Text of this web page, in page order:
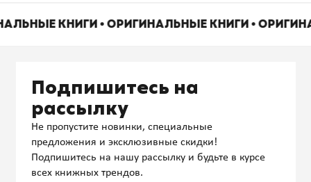
КНИГИ • ОРИГИНАЛЬНЫЕ КНИГИ •
Подпишитесь на
рассылку
Не пропустите новинки, специальные
предложения и эксклюзивные скидки!
Подпишитесь на нашу рассылку и будьте в курсе
всех книжных трендов.